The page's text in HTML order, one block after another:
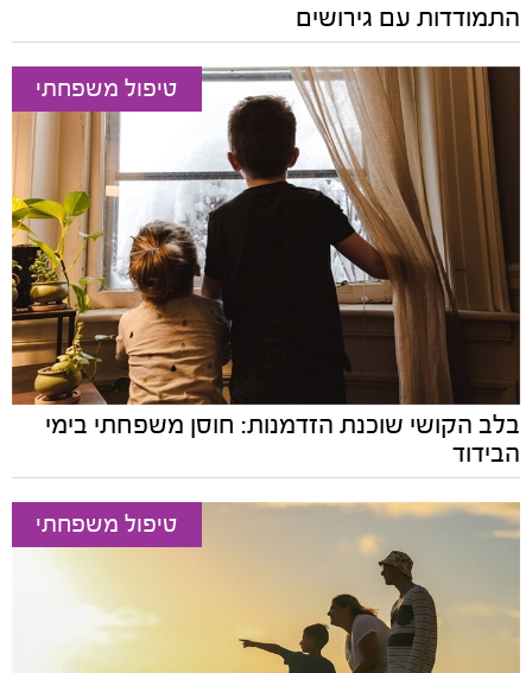
התמודדות עם גירושים
טיפול משפחתי
בלב הקושי שוכנת הזדמנות: חוסן משפחתי בימי
הבידוד
טיפול משפחתי